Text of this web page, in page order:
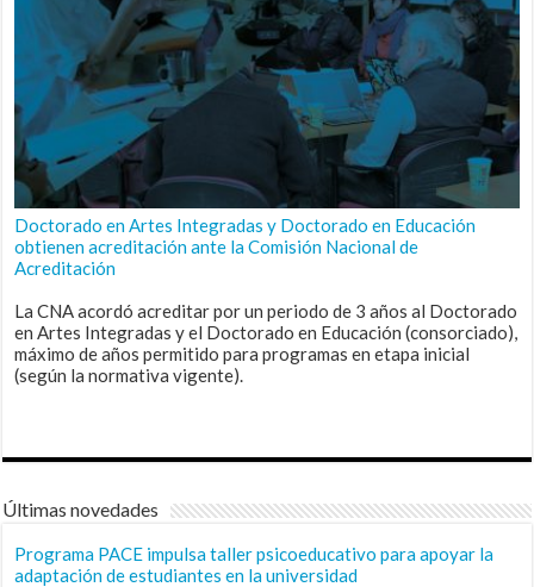
Doctorado en Artes Integradas y Doctorado en Educación
obtienen acreditación ante la Comisión Nacional de
Acreditación
La CNA acordó acreditar por un periodo de 3 años al Doctorado
en Artes Integradas y el Doctorado en Educación (consorciado),
máximo de años permitido para programas en etapa inicial
(según la normativa vigente).
Últimas novedades
Programa PACE impulsa taller psicoeducativo para apoyar la
adaptación de estudiantes en la universidad